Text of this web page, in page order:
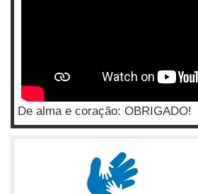
De alma e coração: OBRIGADO!